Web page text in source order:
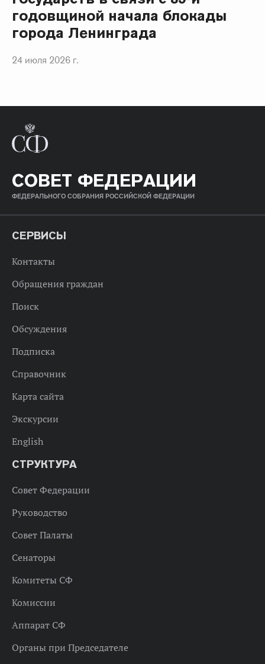
годовщиной начала блокады
города Ленинграда
24 июля 2026 г.
СОВЕТ ФЕДЕРАЦИИ
ФЕДЕРАЛЬНОГО СОБРАНИЯ РОССИЙСКОЙ ФЕДЕРАЦИИ
СЕРВИСЫ
Контакты
Обращения граждан
Поиск
Обсуждения
Подписка
Справочник
Карта сайта
Экскурсии
English
СТРУКТУРА
Совет Федерации
Руководство
Совет Палаты
Сенаторы
Комитеты СФ
Комиссии
Аппарат СФ
Органы при Председателе